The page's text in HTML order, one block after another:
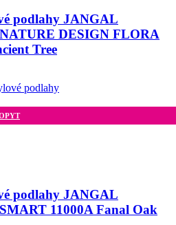
podlahy JANGAL
DESIGN FLORA
Tree
podlahy
podlahy JANGAL
11000A Fanal Oak